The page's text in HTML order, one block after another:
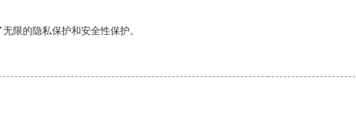
限的隐私保护和安全性保护。